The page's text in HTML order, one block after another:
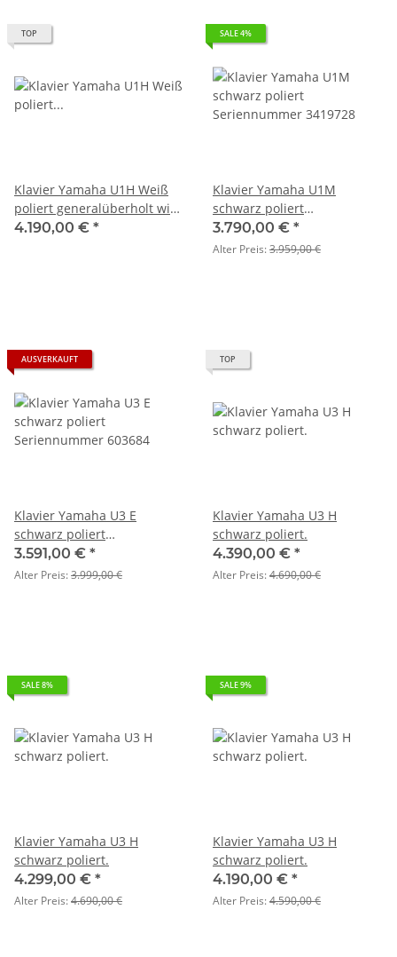
TOP
Klavier Yamaha U1H Weiß
poliert generalüberholt wie
Neue
4.190,00 € *
SALE 4%
Klavier Yamaha U1M
schwarz poliert
Seriennummer 3419728
3.790,00 € *
Alter Preis:3.959,00 €
AUSVERKAUFT
Klavier Yamaha U3 E
schwarz poliert
Seriennummer 603684
3.591,00 € *
Alter Preis:3.999,00 €
TOP
Klavier Yamaha U3 H
schwarz poliert.
4.390,00 € *
Alter Preis:4.690,00 €
SALE 8%
Klavier Yamaha U3 H
schwarz poliert.
4.299,00 € *
Alter Preis:4.690,00 €
SALE 9%
Klavier Yamaha U3 H
schwarz poliert.
4.190,00 € *
Alter Preis:4.590,00 €